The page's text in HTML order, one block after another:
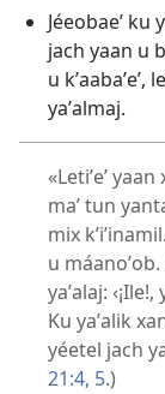
Jéeobaeʼ ku
jach yaan u
u
yaʼalmaj.
«Letiʼeʼ
maʼ tun
mix
u
yaʼalaj:
Ku yaʼalik
yéetel jach
21:4, 5.)